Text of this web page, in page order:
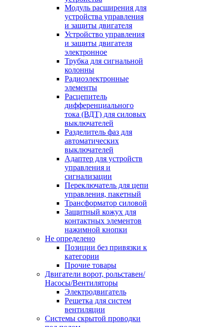
Модуль расширения для
устройства управления
и защиты двигателя
Устройство управления
и защиты двигателя
электронное
Трубка для сигнальной
колонны
Радиоэлектронные
элементы
Расцепитель
дифференциального
тока (ВДТ) для силовых
выключателей
Разделитель фаз для
автоматических
выключателей
Адаптер для устройств
управления и
сигнализации
Переключатель для цепи
управления, пакетный
Трансформатор силовой
Защитный кожух для
контактных элементов
нажимной кнопки
Не определено
Позиции без привязки к
категории
Прочие товары
Двигатели ворот, рольставен/
Насосы/Вентиляторы
Электродвигатель
Решетка для систем
вентиляции
Системы скрытой проводки